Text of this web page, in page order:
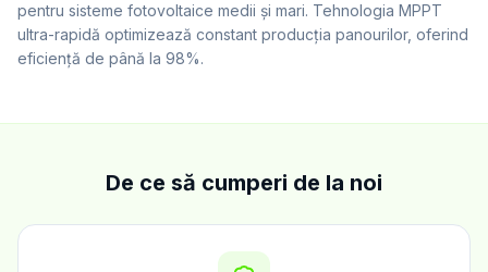
pentru sisteme fotovoltaice medii și mari. Tehnologia MPPT
ultra-rapidă optimizează constant producția panourilor, oferind
eficiență de până la 98%.
De ce să cumperi de la noi